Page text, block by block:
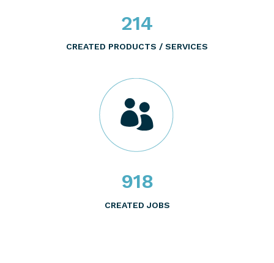
214
CREATED PRODUCTS / SERVICES
918
CREATED JOBS